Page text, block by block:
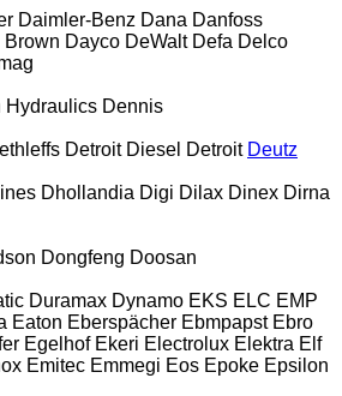
Daimler-Benz Dana Danfoss
Brown Dayco DeWalt Defa Delco
Hydraulics Dennis
Detroit Diesel Detroit Deutz
Dhollandia Digi Dilax Dinex Dirna
Dongfeng Doosan
Duramax Dynamo EKS ELC EMP
Eaton Eberspächer Ebmpapst Ebro
Egelhof Ekeri Electrolux Elektra Elf
Emitec Emmegi Eos Epoke Epsilon